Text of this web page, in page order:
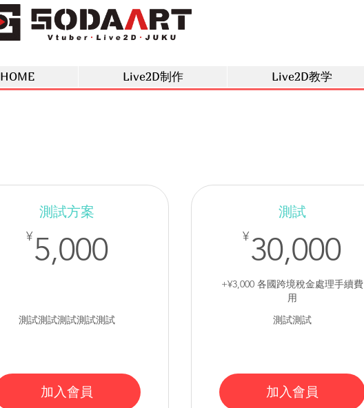
HOME Live2D制作 Live2D教学
測試方案
¥5,0005,000¥
測試測試測試測試測試
加入會員
測試
¥30,000
+¥3,000 各國跨境稅金處理手續費
用
測試測試
加入會員